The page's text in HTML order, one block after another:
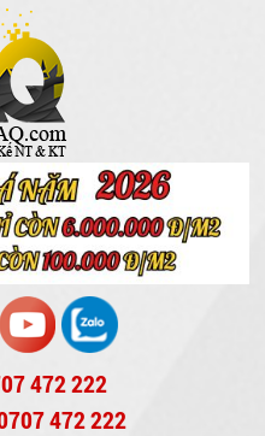
472 222
472 222